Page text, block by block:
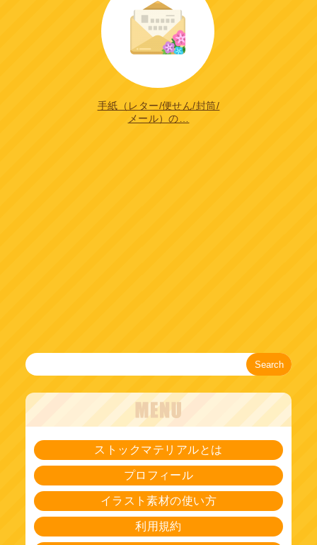
手紙（レター/便せん/封筒/
メール）の…
Search
ストックマテリアルとは
プロフィール
イラスト素材の使い方
利用規約